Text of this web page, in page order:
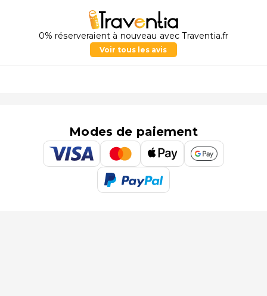
0% réserveraient à nouveau avec Traventia.fr
Voir tous les avis
Modes de paiement